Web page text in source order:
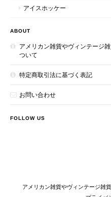
アイスホッケー
ABOUT
アメリカン雑貨やヴィンテージ
ついて
特定商取引法に基づく表記
お問い合わせ
FOLLOW US
アメリカン雑貨やヴィンテージ雑